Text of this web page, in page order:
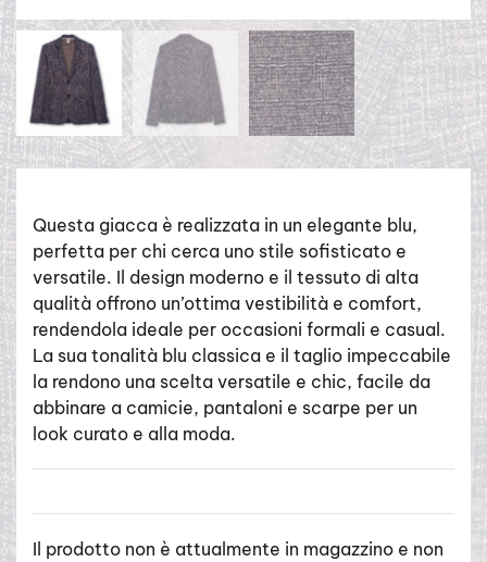
Questa giacca è realizzata in un elegante blu,
perfetta per chi cerca uno stile sofisticato e
versatile. Il design moderno e il tessuto di alta
qualità offrono un’ottima vestibilità e comfort,
rendendola ideale per occasioni formali e casual.
La sua tonalità blu classica e il taglio impeccabile
la rendono una scelta versatile e chic, facile da
abbinare a camicie, pantaloni e scarpe per un
look curato e alla moda.
Il prodotto non è attualmente in magazzino e non